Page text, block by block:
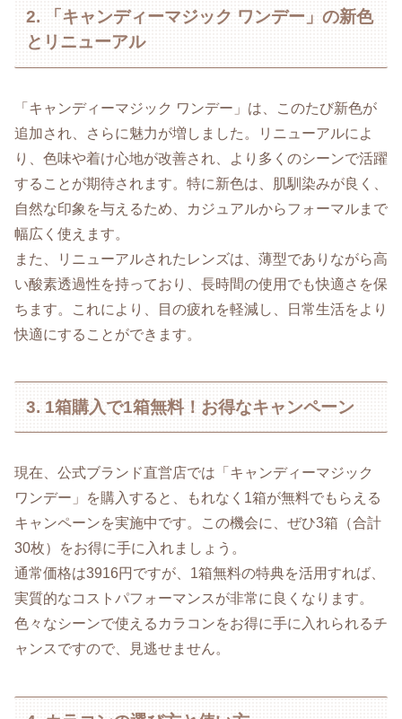
2. 「キャンディーマジック ワンデー」の新色
とリニューアル
「キャンディーマジック ワンデー」は、このたび新色が
追加され、さらに魅力が増しました。リニューアルによ
り、色味や着け心地が改善され、より多くのシーンで活躍
することが期待されます。特に新色は、肌馴染みが良く、
自然な印象を与えるため、カジュアルからフォーマルまで
幅広く使えます。
また、リニューアルされたレンズは、薄型でありながら高
い酸素透過性を持っており、長時間の使用でも快適さを保
ちます。これにより、目の疲れを軽減し、日常生活をより
快適にすることができます。
3. 1箱購入で1箱無料！お得なキャンペーン
現在、公式ブランド直営店では「キャンディーマジック
ワンデー」を購入すると、もれなく1箱が無料でもらえる
キャンペーンを実施中です。この機会に、ぜひ3箱（合計
30枚）をお得に手に入れましょう。
通常価格は3916円ですが、1箱無料の特典を活用すれば、
実質的なコストパフォーマンスが非常に良くなります。
色々なシーンで使えるカラコンをお得に手に入れられるチ
ャンスですので、見逃せません。